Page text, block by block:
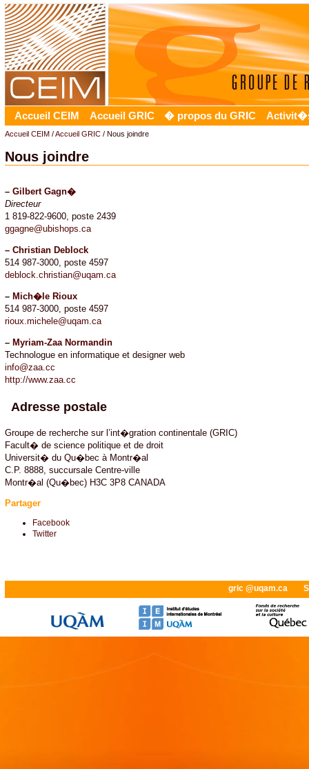
Accueil CEIM Accueil GRIC � propos du GRIC
Accueil CEIM/Accueil GRIC/ Nous joindre
Nous joindre
– Gilbert Gagn�
Directeur
1 819-822-9600, poste 2439
ggagne@ubishops.ca
– Christian Deblock
514 987-3000, poste 4597
deblock.christian@uqam.ca
– Mich�le Rioux
514 987-3000, poste 4597
rioux.michele@uqam.ca
– Myriam-Zaa Normandin
Technologue en informatique et designer web
info@zaa.cc
http://www.zaa.cc
Adresse postale
Groupe de recherche sur l’int�gration continentale (GRIC)
Facult� de science politique et de droit
Universit� du Qu�bec à Montr�al
C.P. 8888, succursale Centre-ville
Montr�al (Qu�bec) H3C 3P8 CANADA
Partager
Facebook
Twitter
gric @uqam.ca